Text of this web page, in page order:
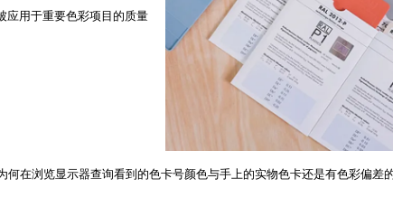
应用于重要色彩项目的质量
浏览显示器查询看到的色卡号颜色与手上的实物色卡还是有色彩偏差